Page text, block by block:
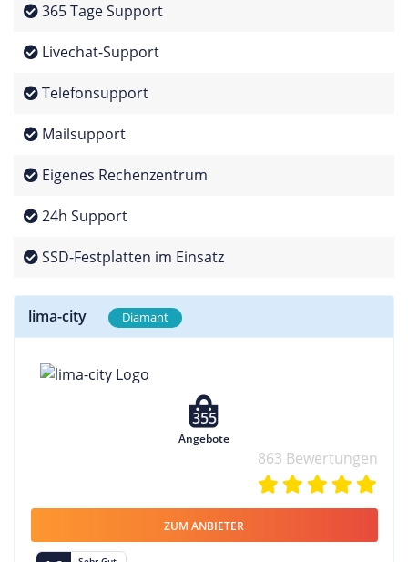
365 Tage Support
Livechat-Support
Telefonsupport
Mailsupport
Eigenes Rechenzentrum
24h Support
SSD-Festplatten im Einsatz
lima-city Diamant
355
Angebote
863 Bewertungen
ZUM ANBIETER